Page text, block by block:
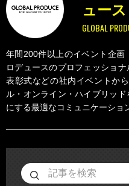
GLOBAL
ュース
年間200件以上のイベント企
ロデュースのプロフェッショ
表彰式などの社内イベントか
ル・オンライン・ハイブリッ
にする最適なコミュニケーショ